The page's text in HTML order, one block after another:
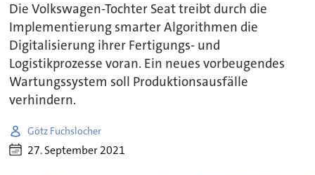
Die Volkswagen-Tochter Seat treibt durch die
Implementierung smarter Algorithmen die
Digitalisierung ihrer Fertigungs- und
Logistikprozesse voran. Ein neues vorbeugendes
Wartungssystem soll Produktionsausfälle
verhindern.
Götz Fuchslocher
27. September 2021